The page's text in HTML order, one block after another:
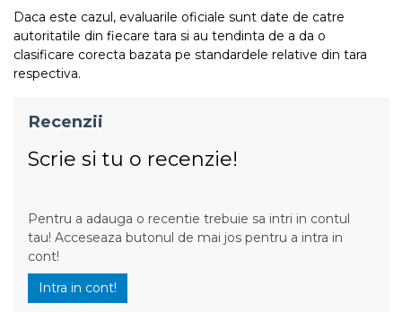
Daca este cazul, evaluarile oficiale sunt date de catre
autoritatile din fiecare tara si au tendinta de a da o
clasificare corecta bazata pe standardele relative din tara
respectiva.
Recenzii
Scrie si tu o recenzie!
Pentru a adauga o recentie trebuie sa intri in contul
tau! Acceseaza butonul de mai jos pentru a intra in
cont!
Intra in cont!